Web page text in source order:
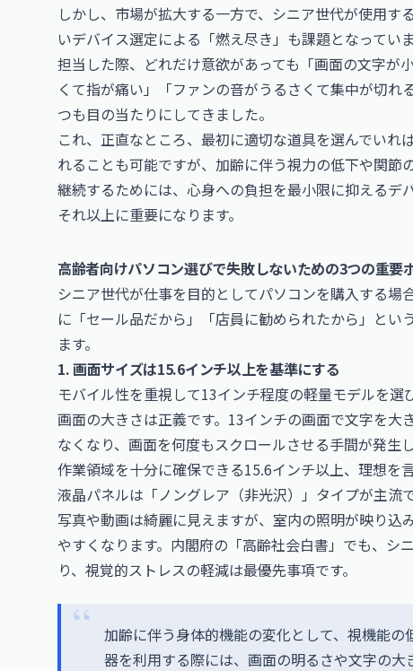
しかし、市場が拡大する一方で、シニア世代が使用
いデバイス選定による「燃え尽き」も課題となってい
担当した際、どれだけ意欲があっても「画面の文字
くて指が痛い」「ファンの音がうるさくて集中が切
つも目の当たりにしてきました。
これ、正直なところ、最初に適切な道具を選んでい
れることも可能ですが、加齢に伴う視力の低下や関
継続するためには、心身への負担を最小限に抑える
それ以上に重要になります。
高齢者向けパソコン選びで失敗しないための3つの重要
シニア世代が仕事を目的としてパソコンを購入する
に「セール品だから」「店員に勧められたから」と
ます。
1. 画面サイズは15.6インチ以上を基準にする
モバイル性を重視して13インチ程度の軽量モデルを
画面の大きさは正義です。13インチの画面で文字を
なくなり、画面を何度もスクロールさせる手間が発生
作業領域を十分に確保できる15.6インチ以上、理想を
液晶パネルは「ノングレア（非光沢）」タイプが主流
写真や動画は綺麗に見えますが、室内の照明が映り
やすくなります。内閣府の「高齢社会白書」でも、シ
り、視覚的ストレスの軽減は最優先事項です。
加齢に伴う身体的機能の変化として、視機能
器を利用する際には、画面の明るさや文字の